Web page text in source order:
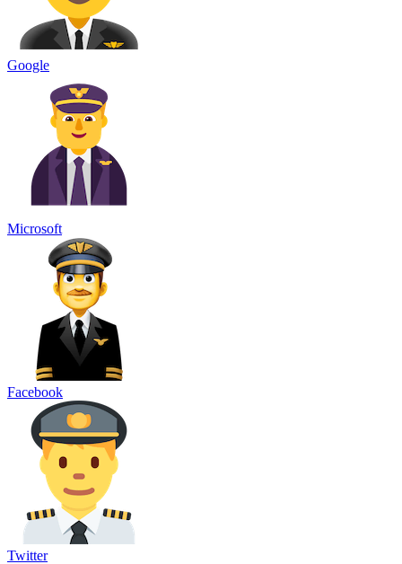
Google
Microsoft
Facebook
Twitter